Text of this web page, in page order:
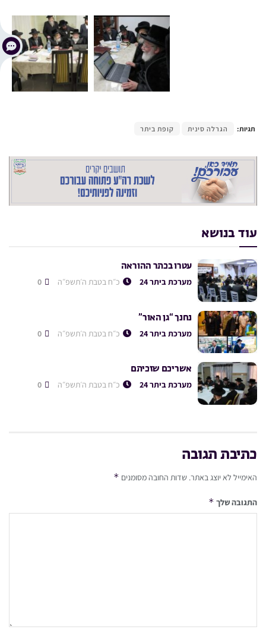
תגיות: הגרלה סינית קופת ביתר
עוד בנושא
עטרו בכתר ההוראה
מערכת ביתר 24 כ״ח בטבת ה׳תשפ״ה
נחנך “גן האור”
מערכת ביתר 24 כ״ח בטבת ה׳תשפ״ה
אשריכם שזכיתם
מערכת ביתר 24 כ״ח בטבת ה׳תשפ״ה
כתיבת תגובה
האימייל לא יוצג באתר. שדות החובה מסומנים *
התגובה שלך *